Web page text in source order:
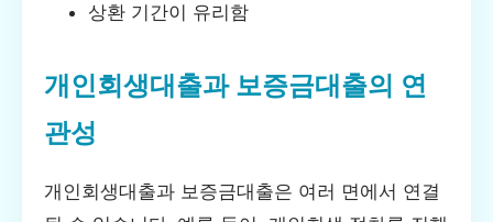
상환 기간이 유리함
개인회생대출과 보증금대출의 연
관성
개인회생대출과 보증금대출은 여러 면에서 연결